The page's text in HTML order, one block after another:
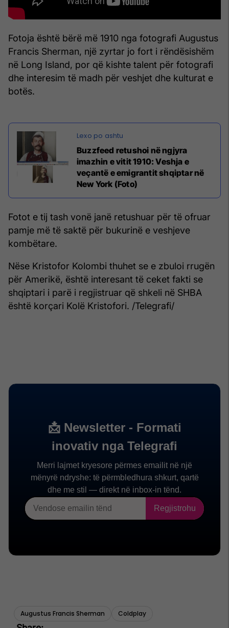
Fotoja është bërë më 1910 nga fotografi Augustus
Francis Sherman, një zyrtar jo fort i rëndësishëm
në Long Island, por që kishte talent për fotografi
dhe interesim të madh për veshjet dhe kulturat e
botës.
Buzzfeed retushoi në ngjyra
imazhin e vitit 1910: Veshja e
veçantë e emigrantit shqiptar në
New York (Foto)
Fotot e tij tash vonë janë retushuar për të ofruar
pamje më të saktë për bukurinë e veshjeve
kombëtare.
Nëse Kristofor Kolombi thuhet se e zbuloi rrugën
për Amerikë, është interesant të ceket fakti se
shqiptari i parë i regjistruar që shkeli në SHBA
është korçari Kolë Kristofori. /Telegrafi/
Augustus Francis Sherman Coldplay